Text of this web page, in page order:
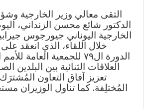
التقى معالي وزير الخارجية
الدكتور شائع محسن الزنداني،
الخارجية اليوناني جيورجوس
خلال اللقاء، الذي انعقد
الدورة ال٧٩ للجمعية العامة
العلاقات الثنائية بين البلدين
تعزيز آفاق التعاون
المُختلِفة. كما تناول الوزيران